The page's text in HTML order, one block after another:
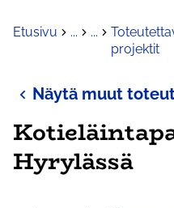
Etusivu ... ...
projektit
Näytä muut
Hyrylässä